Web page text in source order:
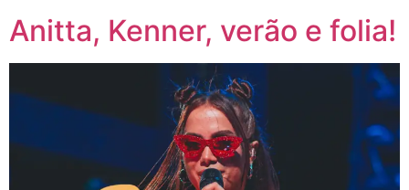
Anitta, Kenner, verão e folia!